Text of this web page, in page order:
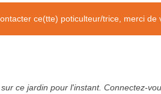
ce(tte) poticulteur/trice, merci de
ce jardin pour l'instant. Connectez-